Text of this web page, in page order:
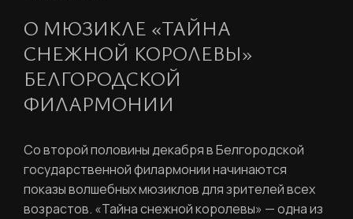
О МЮЗИКЛЕ «ТАЙНА
СНЕЖНОЙ КОРОЛЕВЫ»
БЕЛГОРОДСКОЙ
ФИЛАРМОНИИ
Со второй половины декабря в Белгородской
государственной филармонии начинаются
показы волшебных мюзиклов для зрителей всех
возрастов. «Тайна снежной королевы» — одна из